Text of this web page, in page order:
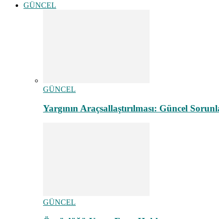
GÜNCEL
GÜNCEL
Yargının Araçsallaştırılması: Güncel
GÜNCEL